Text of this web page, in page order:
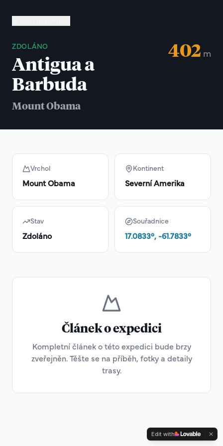
ZDOLÁNO
Antigua a
Barbuda
Mount Obama
402 m
Vrchol
Mount Obama
Kontinent
Severní Amerika
Stav
Zdoláno
Souřadnice
17.0833°, -61.7833°
Článek o expedici
Kompletní článek o této expedici bude brzy
zveřejněn. Těšte se na příběh, fotky a detaily
trasy.
Edit with